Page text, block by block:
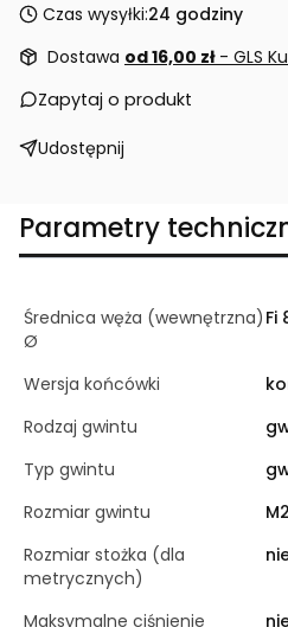
Czas wysyłki:24 godziny
Dostawa od 16,00 zł - GLS
Zapytaj o produkt
Udostępnij
Parametry
Średnica węża (wewnętrzna)
Ø
Fi
Wersja końcówki
Rodzaj gwintu
Typ gwintu
Rozmiar gwintu
Rozmiar stożka (dla
metrycznych)
Maksymalne ciśnienie